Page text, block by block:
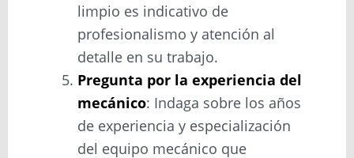
limpio es indicativo de
profesionalismo y atención al
detalle en su trabajo.
Pregunta por la experiencia del
mecánico: Indaga sobre los años
de experiencia y especialización
del equipo mecánico que